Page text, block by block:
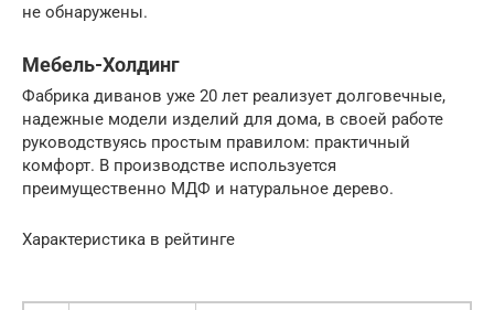
не обнаружены.
Мебель-Холдинг
Фабрика диванов уже 20 лет реализует долговечные,
надежные модели изделий для дома, в своей работе
руководствуясь простым правилом: практичный
комфорт. В производстве используется
преимущественно МДФ и натуральное дерево.
Характеристика в рейтинге